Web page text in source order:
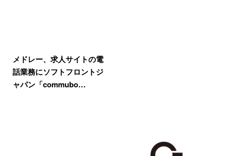
メドレー、求人サイトの電
話業務にソフトフロントジ
ャパン「commubo…